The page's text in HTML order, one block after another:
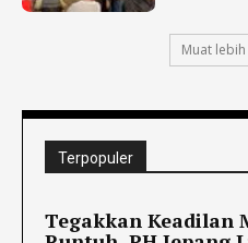
Muat
Terpopuler
Tegakkan Keadilan